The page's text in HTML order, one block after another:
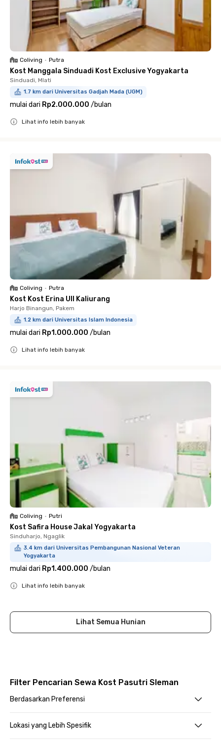
Coliving • Putra
Kost Manggala Sinduadi Kost Exclusive Yogyakarta
Sinduadi, Mlati
1.7 km dari Universitas Gadjah Mada (UGM)
mulai dari Rp2.000.000 /bulan
Lihat info lebih banyak
Coliving • Putra
Kost Kost Erina UII Kaliurang
Harjo Binangun, Pakem
1.2 km dari Universitas Islam Indonesia
mulai dari Rp1.000.000 /bulan
Lihat info lebih banyak
Coliving • Putri
Kost Safira House Jakal Yogyakarta
Sinduharjo, Ngaglik
3.4 km dari Universitas Pembangunan Nasional Veteran
Yogyakarta
mulai dari Rp1.400.000 /bulan
Lihat info lebih banyak
Lihat Semua Hunian
Filter Pencarian Sewa Kost Pasutri Sleman
Berdasarkan Preferensi
Lokasi yang Lebih Spesifik